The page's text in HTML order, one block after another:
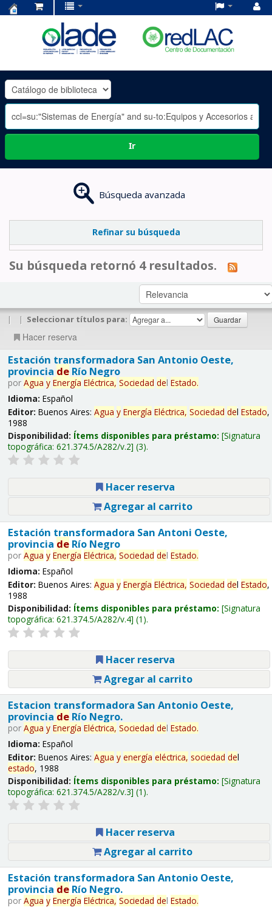
OLADE
-
Ir
Búsqueda avanzada
Refinar su búsqueda
Su búsqueda retornó 4 resultados.
| | Seleccionar títulos para:
Hacer reserva
Estación transformadora San Antonio Oeste,
provincia deRío Negro
por Agua y Energía Eléctrica, Sociedad del Estado.
Idioma: Español
Editor: Buenos Aires: Agua y Energía Eléctrica, Sociedad del Estado,
1988
Disponibilidad: Ítems disponibles para préstamo: Signatura
topográfica: 621.374.5/A282/v.2 (3).
Hacer reserva
Agregar al carrito
Estación transformadora San Antoni Oeste,
provincia deRío Negro
por Agua y Energía Eléctrica, Sociedad del Estado.
Idioma: Español
Editor: Buenos Aires: Agua y Energía Eléctrica, Sociedad del Estado,
1988
Disponibilidad: Ítems disponibles para préstamo: Signatura
topográfica: 621.374.5/A282/v.4 (1).
Hacer reserva
Agregar al carrito
Estacion transformadora San Antonio Oeste,
provincia deRío Negro.
por Agua y Energía Eléctrica, Sociedad del Estado.
Idioma: Español
Editor: Buenos Aires: Agua y energía eléctrica, sociedad del
estado, 1988
Disponibilidad: Ítems disponibles para préstamo: Signatura
topográfica: 621.374.5/A282/v.3 (1).
Hacer reserva
Agregar al carrito
Estación transformadora San Antonio Oeste,
provincia deRío Negro.
por Agua y Energía Eléctrica, Sociedad del Estado.